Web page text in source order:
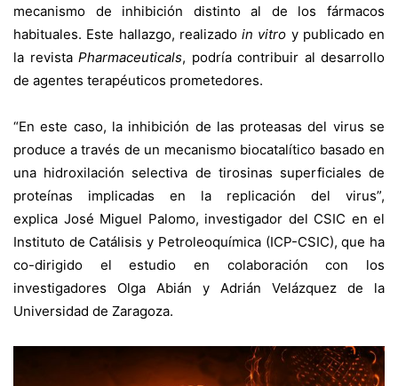
mecanismo de inhibición distinto al de los fármacos
habituales. Este hallazgo, realizado in vitro y publicado en
la revista Pharmaceuticals, podría contribuir al desarrollo
de agentes terapéuticos prometedores.
“En este caso, la inhibición de las proteasas del virus se
produce a través de un mecanismo biocatalítico basado en
una hidroxilación selectiva de tirosinas superficiales de
proteínas implicadas en la replicación del virus”,
explica José Miguel Palomo, investigador del CSIC en el
Instituto de Catálisis y Petroleoquímica (ICP-CSIC), que ha
co-dirigido el estudio en colaboración con los
investigadores Olga Abián y Adrián Velázquez de la
Universidad de Zaragoza.